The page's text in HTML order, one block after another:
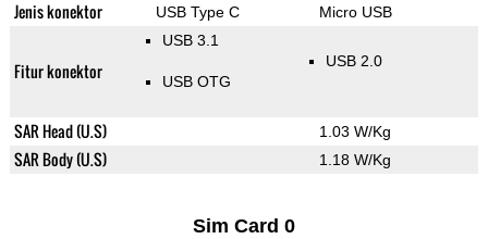
Jenis konektor USB Type C Micro USB
Fitur konektor
USB 3.1
USB OTG
USB 2.0
SAR Head (U.S) 1.03 W/Kg
SAR Body (U.S) 1.18 W/Kg
Sim Card 0